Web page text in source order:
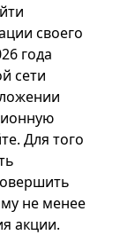
своего
года
сети
Для того
не менее
акции.